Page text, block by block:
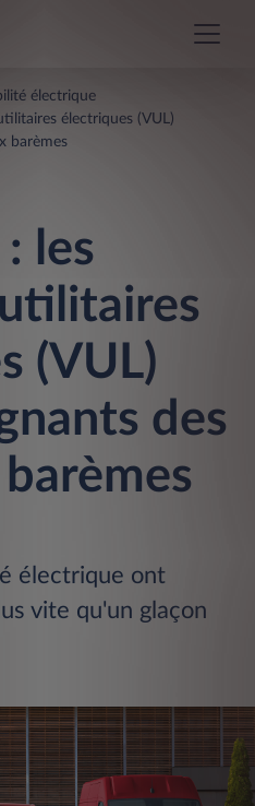
électrique
électriques (VUL)
barèmes
les
(VUL)
des
électrique ont
vite qu'un glaçon